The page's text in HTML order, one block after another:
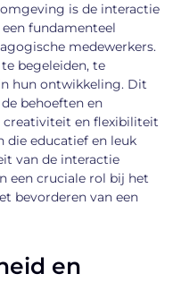
is de interactie
fundamenteel
medewerkers.
begeleiden, te
hun ontwikkeling. Dit
behoeften en
creativiteit en flexibiliteit
die educatief en leuk
van de interactie
een cruciale rol bij het
bevorderen van een
en